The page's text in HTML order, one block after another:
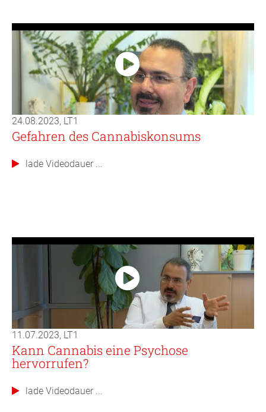
24.08.2023, LT1
Gefahren des Cannabiskonsums
lade Videodauer ...
11.07.2023, LT1
Kann Cannabis eine Psychose
hervorrufen?
lade Videodauer ...